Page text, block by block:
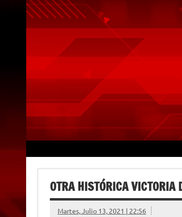
OTRA HISTÓRICA VICTORIA
Martes, Julio 13, 2021 | 22:56